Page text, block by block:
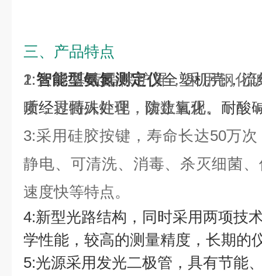
三、产品特点
1:智能型氨氮测定仪全塑机壳，
质经过特殊处理，防止氧化、耐酸
2:大屏幕液晶保护屏，采用钢化
晰，界面人性化，读数直观。
3:采用硅胶按键，寿命长达50万
静电、可清洗、消毒、杀灭细菌
速度快等特点。
4:新型光路结构，同时采用两项技
学性能，较高的测量精度，长期的
5:光源采用发光二极管，具有节能